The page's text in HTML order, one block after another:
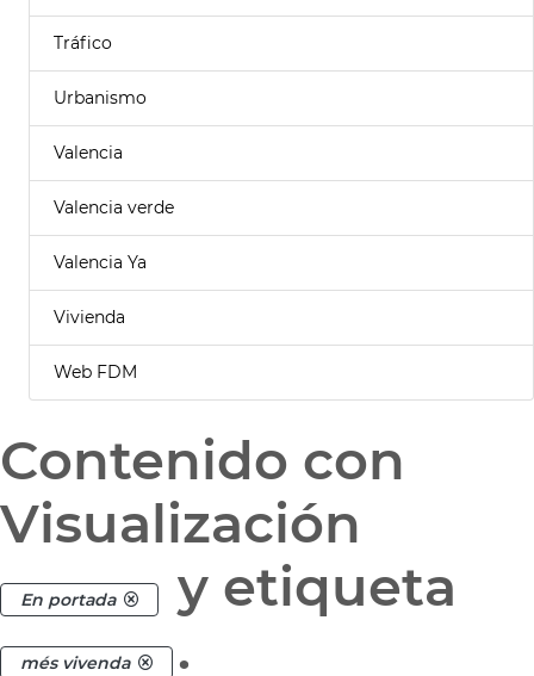
Tráfico
Urbanismo
Valencia
Valencia verde
Valencia Ya
Vivienda
Web FDM
Contenido con
Visualización
En portada y etiqueta
més vivenda .